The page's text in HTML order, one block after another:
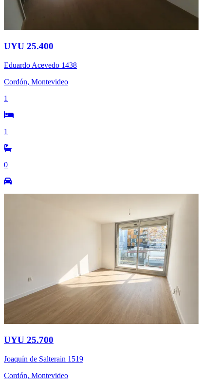
UYU 25.400
Eduardo Acevedo 1438
Cordón, Montevideo
1
1
0
UYU 25.700
Joaquín de Salterain 1519
Cordón, Montevideo